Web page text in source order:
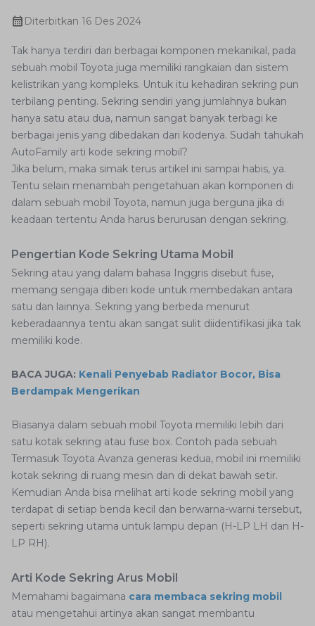
Diterbitkan 16 Des 2024
Tak hanya terdiri dari berbagai komponen mekanikal, pada
sebuah mobil Toyota juga memiliki rangkaian dan sistem
kelistrikan yang kompleks. Untuk itu kehadiran sekring pun
terbilang penting. Sekring sendiri yang jumlahnya bukan
hanya satu atau dua, namun sangat banyak terbagi ke
berbagai jenis yang dibedakan dari kodenya. Sudah tahukah
AutoFamily arti kode sekring mobil?
Jika belum, maka simak terus artikel ini sampai habis, ya.
Tentu selain menambah pengetahuan akan komponen di
dalam sebuah mobil Toyota, namun juga berguna jika di
keadaan tertentu Anda harus berurusan dengan sekring.
Pengertian Kode Sekring Utama Mobil
Sekring atau yang dalam bahasa Inggris disebut fuse,
memang sengaja diberi kode untuk membedakan antara
satu dan lainnya. Sekring yang berbeda menurut
keberadaannya tentu akan sangat sulit diidentifikasi jika tak
memiliki kode.
BACA JUGA: Kenali Penyebab Radiator Bocor, Bisa
Berdampak Mengerikan
Biasanya dalam sebuah mobil Toyota memiliki lebih dari
satu kotak sekring atau fuse box. Contoh pada sebuah
Termasuk Toyota Avanza generasi kedua, mobil ini memiliki
kotak sekring di ruang mesin dan di dekat bawah setir.
Kemudian Anda bisa melihat arti kode sekring mobil yang
terdapat di setiap benda kecil dan berwarna-warni tersebut,
seperti sekring utama untuk lampu depan (H-LP LH dan H-
LP RH).
Arti Kode Sekring Arus Mobil
Memahami bagaimana cara membaca sekring mobil
atau mengetahui artinya akan sangat membantu